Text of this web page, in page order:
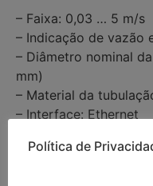
– Faixa: 0,03 … 5 m/s
– Indicação de vazão
– Diâmetro nominal
mm)
– Material da
– Interface: Ethernet
Política de